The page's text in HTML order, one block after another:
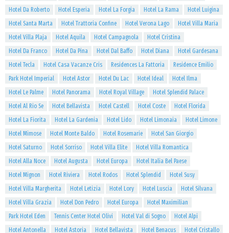
Hotel Da Roberto
Hotel Esperia Hotel La Forgia Hotel La Rama
Hotel Luigina
Hotel Santa Marta
Hotel Trattoria Confine Hotel Verona Lago
Hotel Villa Maria
Hotel Villa Plaja
Hotel Aquila Hotel Campagnola
Hotel Cristina
Hotel Da Franco
Hotel Da Pina Hotel Dal Baffo Hotel Diana
Hotel Gardesana
Hotel Tecla
Hotel Casa Vacanze Cris Residences La Fattoria
Residence Emilio
Park Hotel Imperial
Hotel Astor Hotel Du Lac Hotel Ideal
Hotel Ilma
Hotel Le Palme
Hotel Panorama Hotel Royal Village
Hotel Splendid Palace
Hotel Al Rio Se
Hotel Bellavista Hotel Castell Hotel Coste
Hotel Florida
Hotel La Fiorita
Hotel La Gardenia Hotel Lido Hotel Limonaia
Hotel Limone
Hotel Mimose
Hotel Monte Baldo Hotel Rosemarie
Hotel San Giorgio
Hotel Saturno
Hotel Sorriso Hotel Villa Elite
Hotel Villa Romantica
Hotel Alla Noce
Hotel Augusta Hotel Europa
Hotel Italia Bel Paese
Hotel Mignon
Hotel Riviera Hotel Rodos Hotel Splendid
Hotel Susy
Hotel Villa Margherita
Hotel Letizia Hotel Lory Hotel Luscia
Hotel Silvana
Hotel Villa Grazia
Hotel Don Pedro Hotel Europa
Hotel Maximilian
Park Hotel Eden
Tennis Center Hotel Olivi Hotel Val di Sogno
Hotel Alpi
Hotel Antonella
Hotel Astoria Hotel Bellavista Hotel Benacus
Hotel Cristallo